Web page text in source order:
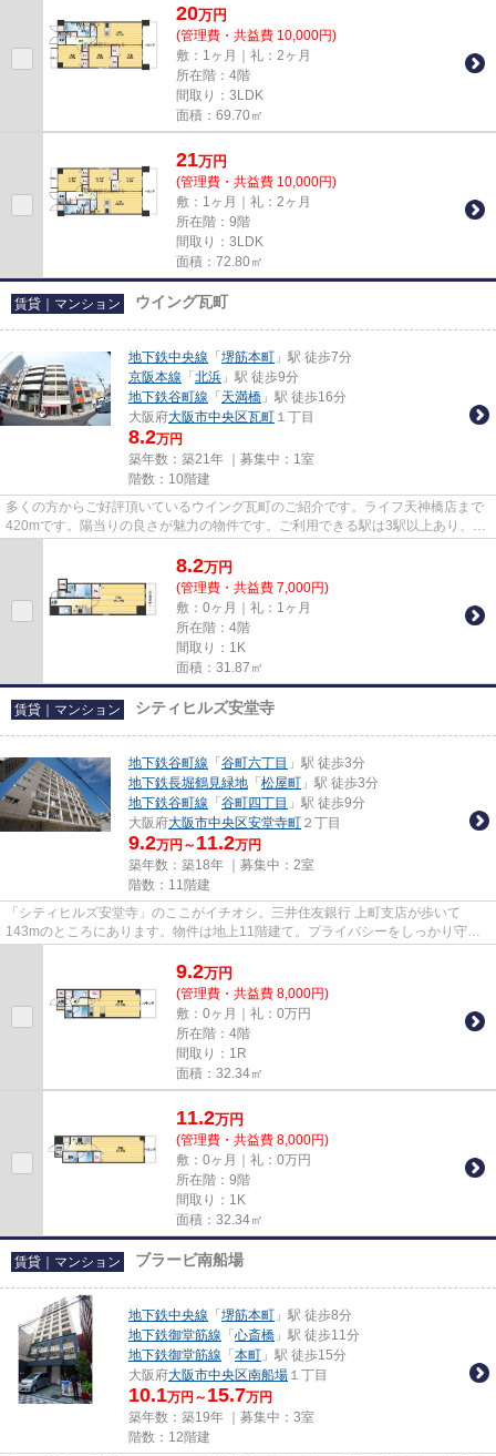
20万円
(管理費・共益費 10,000円)
敷：1ヶ月｜礼：2ヶ月
所在階：4階
間取り：3LDK
面積：69.70㎡
21万円
(管理費・共益費 10,000円)
敷：1ヶ月｜礼：2ヶ月
所在階：9階
間取り：3LDK
面積：72.80㎡
賃貸｜マンション ウイング瓦町
地下鉄中央線 「 堺筋本町 」駅 徒歩7分
京阪本線 「 北浜 」駅 徒歩9分
地下鉄谷町線 「 天満橋 」駅 徒歩16分
大阪府大阪市中央区瓦町 １丁目
8.2万円
築年数：築21年 ｜募集中： 1室
階数：10階建
多くの方からご好評頂いているウイング瓦町のご紹介です。ライフ天神橋店まで
420mです。陽当りの良さが魅力の物件です。ご利用できる駅は3駅以上あり、お
8.2万円
(管理費・共益費 7,000円)
敷：0ヶ月｜礼：1ヶ月
所在階：4階
間取り：1K
面積：31.87㎡
賃貸｜マンション シティヒルズ安堂寺
地下鉄谷町線 「 谷町六丁目 」駅 徒歩3分
地下鉄長堀鶴見緑地 「 松屋町 」駅 徒歩3分
地下鉄谷町線 「 谷町四丁目 」駅 徒歩9分
大阪府大阪市中央区安堂寺町 ２丁目
9.2万円～ 11.2万円
築年数：築18年 ｜募集中： 2室
階数：11階建
「シティヒルズ安堂寺」のここがイチオシ。三井住友銀行 上町支店が歩いて
143mのところにあります。物件は地上11階建て。プライバシーをしっかり守れ
9.2万円
(管理費・共益費 8,000円)
敷：0ヶ月｜礼：0万円
所在階：4階
間取り：1R
面積：32.34㎡
11.2万円
(管理費・共益費 8,000円)
敷：0ヶ月｜礼：0万円
所在階：9階
間取り：1K
面積：32.34㎡
賃貸｜マンション ブラービ南船場
地下鉄中央線 「 堺筋本町 」駅 徒歩8分
地下鉄御堂筋線 「 心斎橋 」駅 徒歩11分
地下鉄御堂筋線 「 本町 」駅 徒歩15分
大阪府大阪市中央区南船場 １丁目
10.1万円～ 15.7万円
築年数：築19年 ｜募集中： 3室
階数：12階建